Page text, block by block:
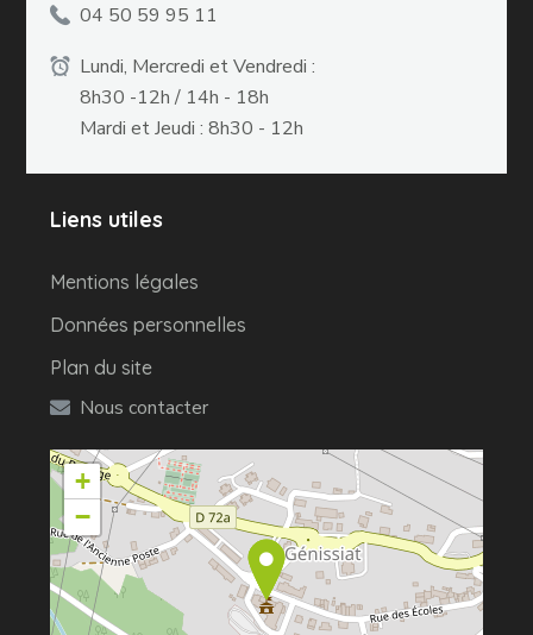
04 50 59 95 11
Lundi, Mercredi et Vendredi :
8h30 -12h / 14h - 18h
Mardi et Jeudi : 8h30 - 12h
Liens utiles
Mentions légales
Données personnelles
Plan du site
Nous contacter
+
−